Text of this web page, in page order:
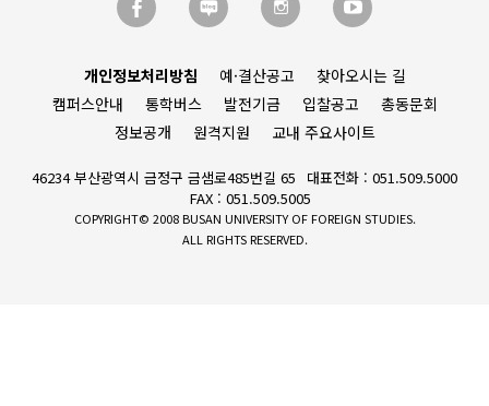
개인정보처리방침 예·결산공고
찾아오시는 길
캠퍼스안내
통학버스 발전기금 입찰공고
총동문회
정보공개
원격지원 교내 주요사이트
46234 부산광역시 금정구 금샘로485번길 65
대표전화 : 051.509.5000
FAX : 051.509.5005
COPYRIGHT© 2008 BUSAN UNIVERSITY OF FOREIGN STUDIES.
ALL RIGHTS RESERVED.